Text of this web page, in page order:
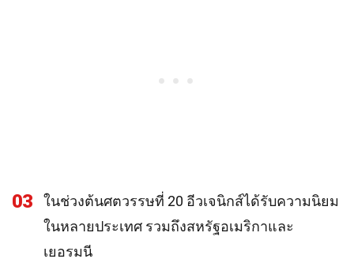
03
ในช่วงต้นศตวรรษที่ 20 อีวเจนิกส์ได้รับความนิยม
ในหลายประเทศ รวมถึงสหรัฐอเมริกาและ
เยอรมนี